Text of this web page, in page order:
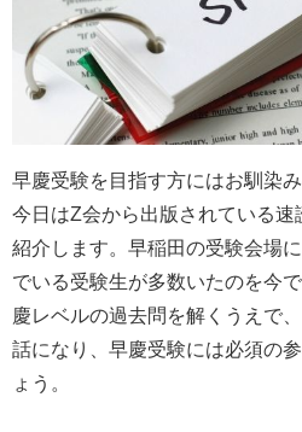
早慶受験を目指す方にはお馴染
今日はZ会から出版されている
紹介します。早稲田の受験会場
でいる受験生が多数いたのを今
慶レベルの過去問を解くうえで
話になり、早慶受験には必須の
ょう。